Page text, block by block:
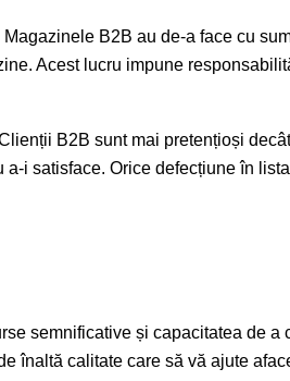
B2B au de-a face cu
Acest lucru impune
B2B sunt mai pretențioși
a-i satisface. Orice defecțiune în
semnificative și capacitatea de
înaltă calitate care să vă ajute